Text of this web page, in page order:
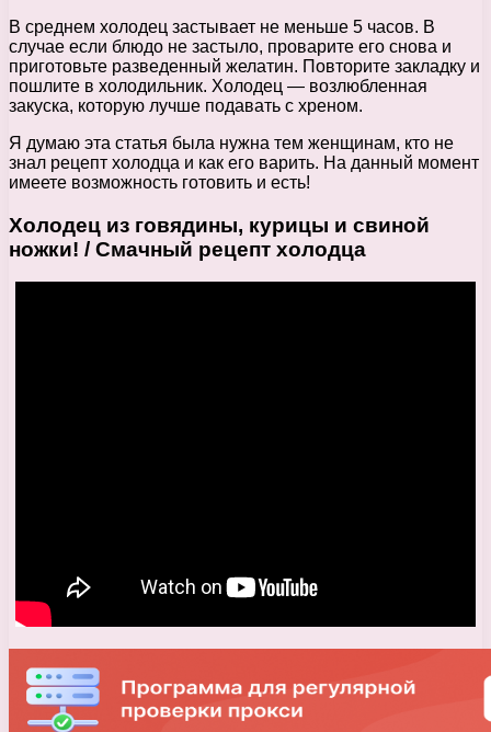
В среднем холодец застывает не меньше 5 часов. В
случае если блюдо не застыло, проварите его снова и
приготовьте разведенный желатин. Повторите закладку и
пошлите в холодильник. Холодец — возлюбленная
закуска, которую лучше подавать с хреном.
Я думаю эта статья была нужна тем женщинам, кто не
знал рецепт холодца и как его варить. На данный момент
имеете возможность готовить и есть!
Холодец из говядины, курицы и свиной
ножки! / Смачный рецепт холодца